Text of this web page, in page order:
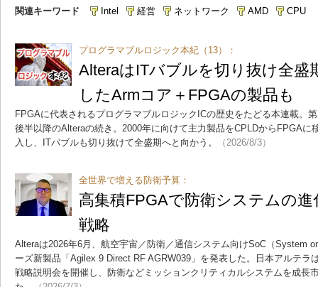
関連キーワード Intel 経営 ネットワーク AMD CPU
プログラマブルロジック本紀（13）：
AlteraはITバブルを切り抜け全盛
したArmコア＋FPGAの製品も
FPGAに代表されるプログラマブルロジックICの歴史をたどる本連載。
後半以降のAlteraの続き。2000年に向けて主力製品をCPLDからFPGAに
入し、ITバブルも切り抜けて全盛期へと向かう。
（2026/8/3）
全世界で増える防衛予算：
高集積FPGAで防衛システムの
戦略
Alteraは2026年6月、航空宇宙／防衛／通信システム向けSoC（System
ーズ新製品「Agilex 9 Direct RF AGRW039」を発表した。日本アルテラ
戦略説明会を開催し、防衛などミッションクリティカルシステムを成長